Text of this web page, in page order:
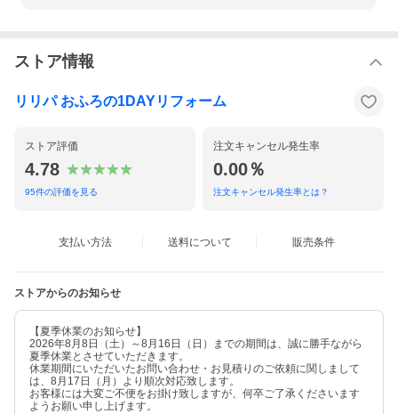
ストア情報
リリパ おふろの1DAYリフォーム
ストア評価
4.78
95件の評価を見る
注文キャンセル発生率
0.00％
注文キャンセル発生率とは？
支払い方法 送料について 販売条件
ストアからのお知らせ
【夏季休業のお知らせ】
2026年8月8日（土）～8月16日（日）までの期間は、誠に勝手ながら
夏季休業とさせていただきます。
休業期間にいただいたお問い合わせ・お見積りのご依頼に関しまして
は、8月17日（月）より順次対応致します。
お客様には大変ご不便をお掛け致しますが、何卒ご了承くださいます
ようお願い申し上げます。